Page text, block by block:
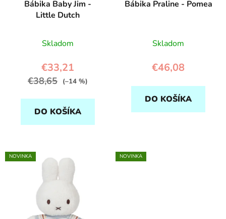
Bábika Baby Jim -
Little Dutch
Skladom
€33,21
€38,65 (–14 %)
DO KOŠÍKA
Bábika Praline - Pomea
Skladom
€46,08
DO KOŠÍKA
NOVINKA NOVINKA